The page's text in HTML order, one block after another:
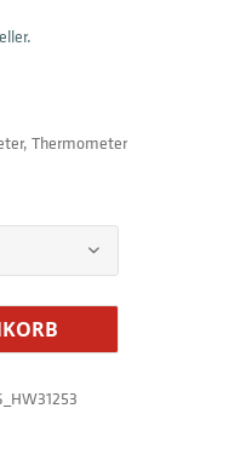
Thermometer